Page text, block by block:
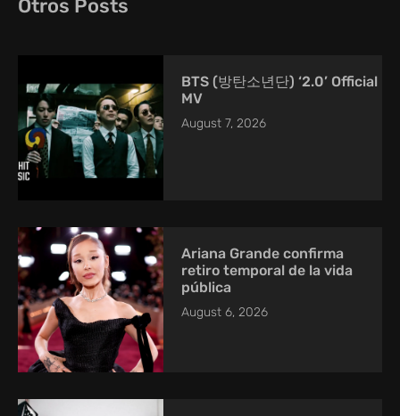
Otros Posts
BTS (방탄소년단) ‘2.0’ Official
MV
August 7, 2026
Ariana Grande confirma
retiro temporal de la vida
pública
August 6, 2026